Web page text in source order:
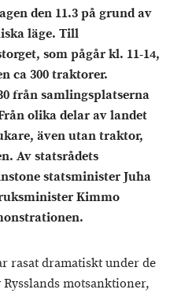
den 11.3 på grund av
läge. Till
som pågår kl. 11-14,
ca 300 traktorer.
från samlingsplatserna
olika delar av landet
även utan traktor,
Av statsrådets
statsminister Juha
Kimmo
rasat dramatiskt under de
motsanktioner,